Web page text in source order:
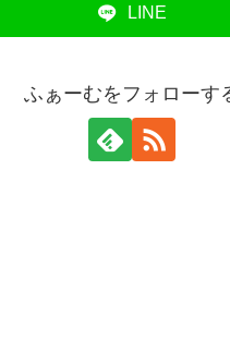
LINE
ふぁーむをフォローす